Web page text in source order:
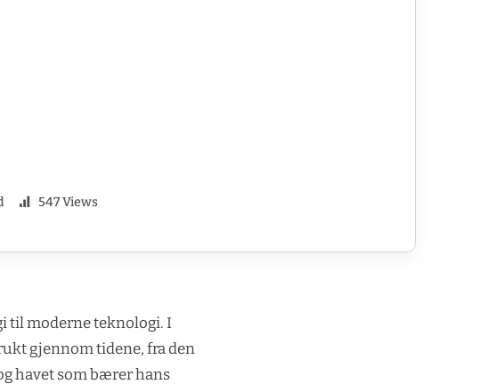
547 Views
til moderne teknologi. I
gjennom tidene, fra den
havet som bærer hans